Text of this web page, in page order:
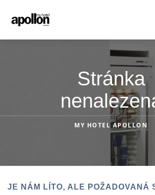
Stránka
MY HOTEL APOLLON
JE NÁM LÍTO, ALE POŽADOVANÁ